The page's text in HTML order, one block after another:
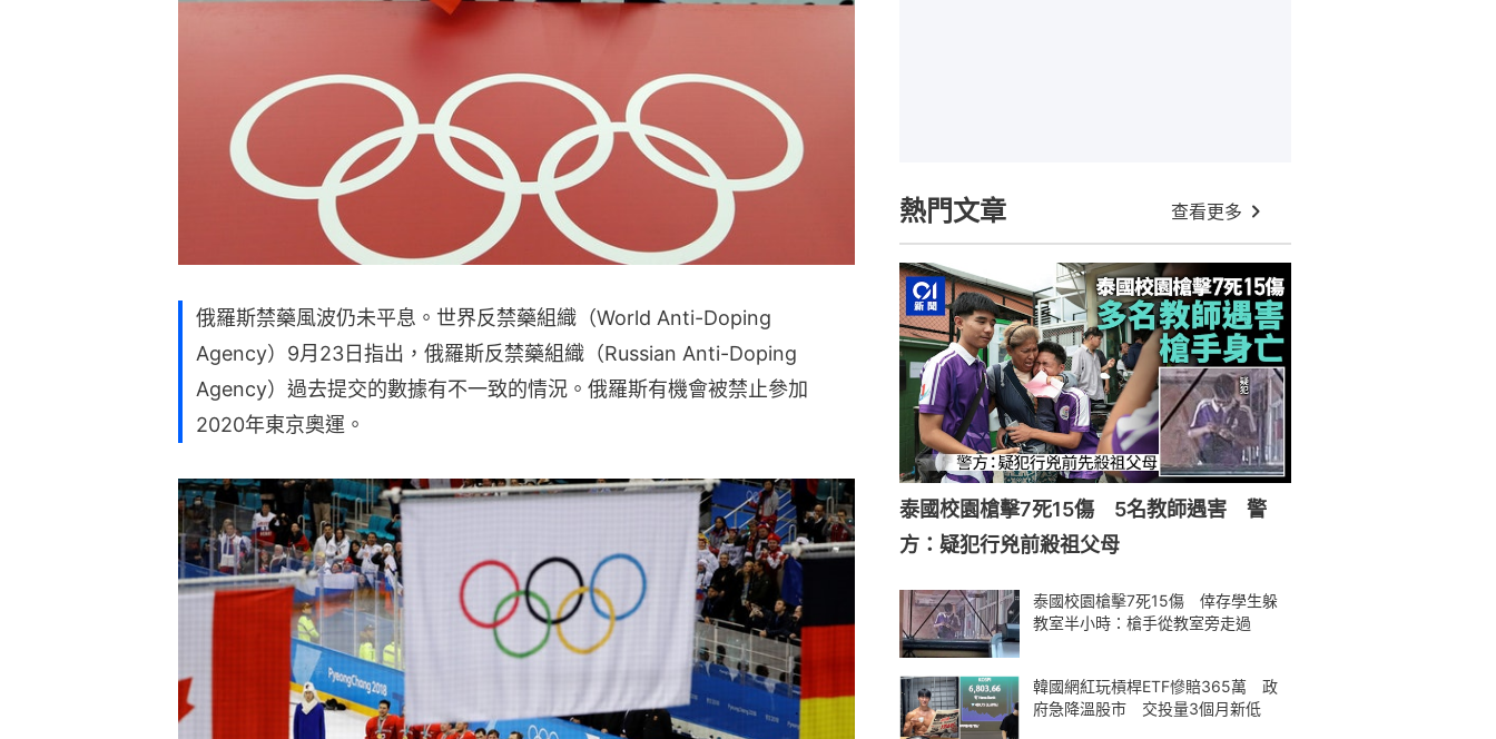
俄羅斯禁藥風波仍未平息。世界反禁藥組織（World Anti-Doping
Agency）9月23日指出，俄羅斯反禁藥組織（Russian Anti-Doping
Agency）過去提交的數據有不一致的情況。俄羅斯有機會被禁止參加
2020年東京奧運。
熱門文章 查看更多
泰國校園槍擊7死15傷 5名教師遇害 警
方：疑犯行兇前殺祖父母
泰國校園槍擊7死15傷 倖存學生躲
教室半小時：槍手從教室旁走過
韓國網紅玩槓桿ETF慘賠365萬 政
府急降溫股市 交投量3個月新低